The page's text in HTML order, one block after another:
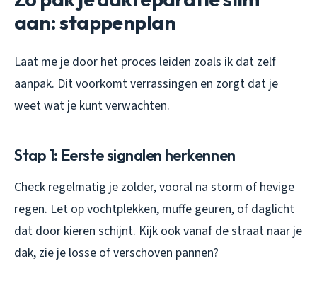
aan: stappenplan
Laat me je door het proces leiden zoals ik dat zelf
aanpak. Dit voorkomt verrassingen en zorgt dat je
weet wat je kunt verwachten.
Stap 1: Eerste signalen herkennen
Check regelmatig je zolder, vooral na storm of hevige
regen. Let op vochtplekken, muffe geuren, of daglicht
dat door kieren schijnt. Kijk ook vanaf de straat naar je
dak, zie je losse of verschoven pannen?